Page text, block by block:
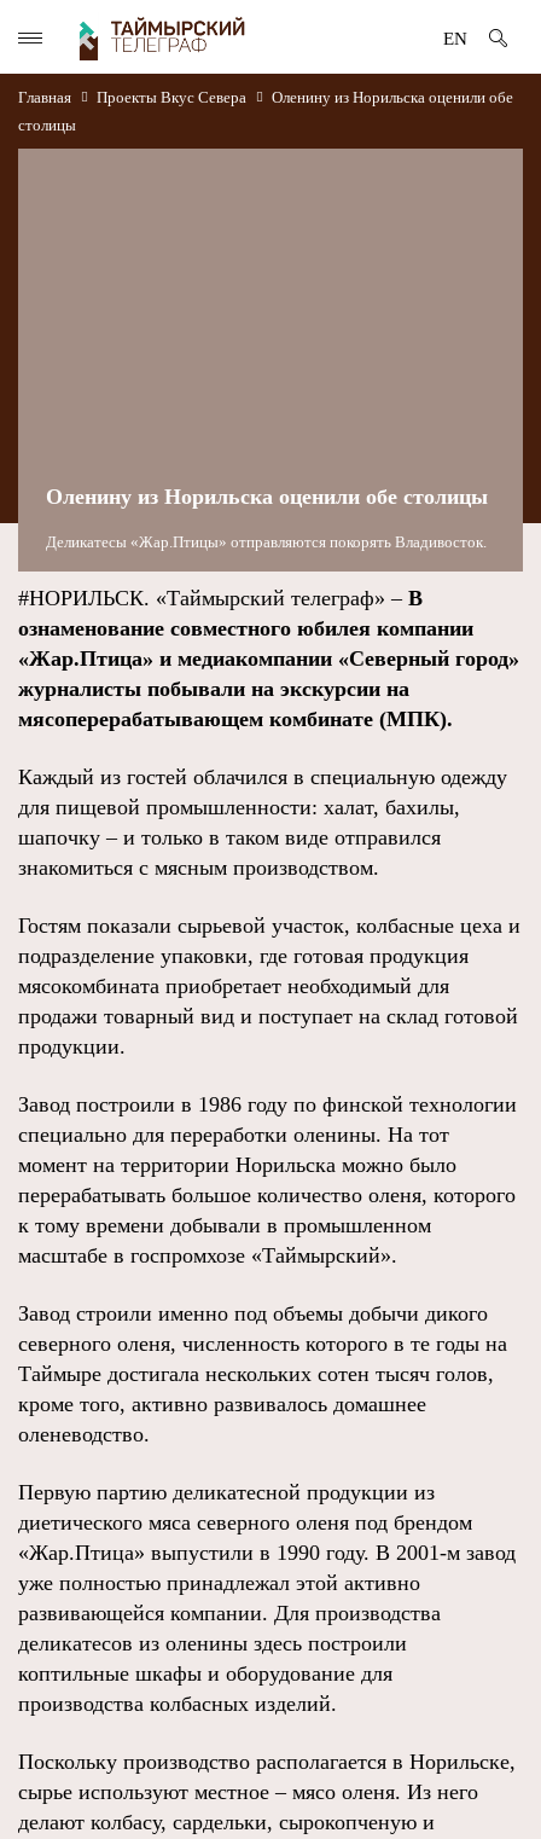
EN
Главная Проекты Вкус Севера
Оленину из Норильска оценили обе
столицы
Оленину из Норильска оценили обе столицы
Деликатесы «Жар.Птицы» отправляются покорять Владивосток.
#НОРИЛЬСК. «Таймырский телеграф» – В
ознаменование совместного юбилея компании
«Жар.Птица» и медиакомпании «Северный город»
журналисты побывали на экскурсии на
мясоперерабатывающем комбинате (МПК).
Каждый из гостей облачился в специальную одежду
для пищевой промышленности: халат, бахилы,
шапочку – и только в таком виде отправился
знакомиться с мясным производством.
Гостям показали сырьевой участок, колбасные цеха и
подразделение упаковки, где готовая продукция
мясокомбината приобретает необходимый для
продажи товарный вид и поступает на склад готовой
продукции.
Завод построили в 1986 году по финской технологии
специально для переработки оленины. На тот
момент на территории Норильска можно было
перерабатывать большое количество оленя, которого
к тому времени добывали в промышленном
масштабе в госпромхозе «Таймырский».
Завод строили именно под объемы добычи дикого
северного оленя, численность которого в те годы на
Таймыре достигала нескольких сотен тысяч голов,
кроме того, активно развивалось домашнее
оленеводство.
Первую партию деликатесной продукции из
диетического мяса северного оленя под брендом
«Жар.Птица» выпустили в 1990 году. В 2001-м завод
уже полностью принадлежал этой активно
развивающейся компании. Для производства
деликатесов из оленины здесь построили
коптильные шкафы и оборудование для
производства колбасных изделий.
Поскольку производство располагается в Норильске,
сырье используют местное – мясо оленя. Из него
делают колбасу, сардельки, сырокопченую и